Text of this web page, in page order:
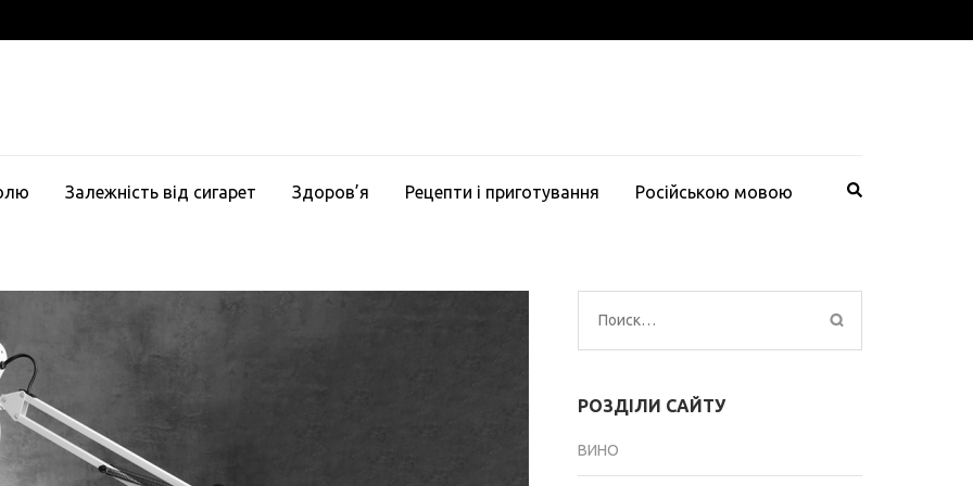
Залежність від сигарет Здоров’я Рецепти і приготування Російською мовою
Найти:
РОЗДІЛИ САЙТУ
ВИНО